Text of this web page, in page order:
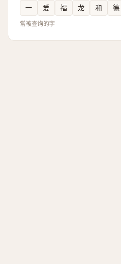
一 爱 福 龙 和 德
常被查询的字